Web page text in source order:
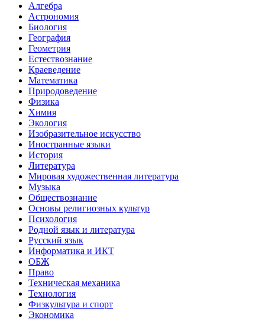
Алгебра
Астрономия
Биология
География
Геометрия
Естествознание
Краеведение
Математика
Природоведение
Физика
Химия
Экология
Изобразительное искусство
Иностранные языки
История
Литература
Мировая художественная литература
Музыка
Обществознание
Основы религиозных культур
Психология
Родной язык и литература
Русский язык
Информатика и ИКТ
ОБЖ
Право
Техническая механика
Технология
Физкультура и спорт
Экономика